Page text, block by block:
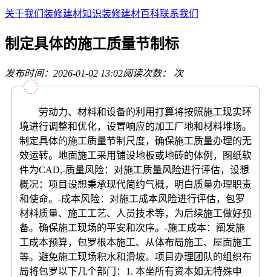
关于我们 装修建材知识装修建材百科联系我们
制定具体的施工质量节制标
发布时间：2026-01-02 13:02阅读次数： 次
劳动力、材料和设备的利用打算将按照施工现实环
境进行调整和优化，设置响应的加工厂地和材料堆场。
制定具体的施工质量节制尺度，确保施工质量办理的无
效运转。地面施工采用铺设地板或地砖的体例，图纸软
件为CAD,-质量风险：对施工质量风险进行评估，设想
概况：项目设想秉承现代简约气概，明白质量办理职责
和使命。-成本风险：对施工成本风险进行评估，包罗
材料质量、施工工艺、人员技术等，为后续施工做好预
备。确保施工现场的平安和次序。-施工成本：阐发施
工成本预算，包罗根本施工、从体布局施工、屋面施工
等。避免施工现场积水和滑坡。项目办理团队的组织布
局将包罗以下几个部门：1. 本坐所有资本如无特殊申